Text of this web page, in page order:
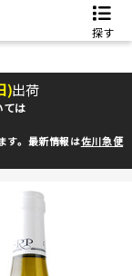
探す
)出荷
は
す。最新情報は佐川急便